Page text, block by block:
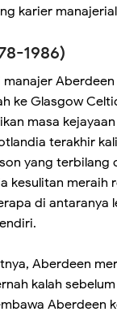
karier
1986)
ke Glasgow
masa
terakhir
yang terbilang
kesulitan meraih
di antaranya
Aberdeen
kalah sebelum
Aberdeen